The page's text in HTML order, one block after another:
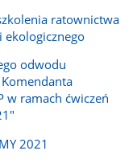
ratownictwa
ekologicznego
odwodu
w ramach ćwiczeń
2021